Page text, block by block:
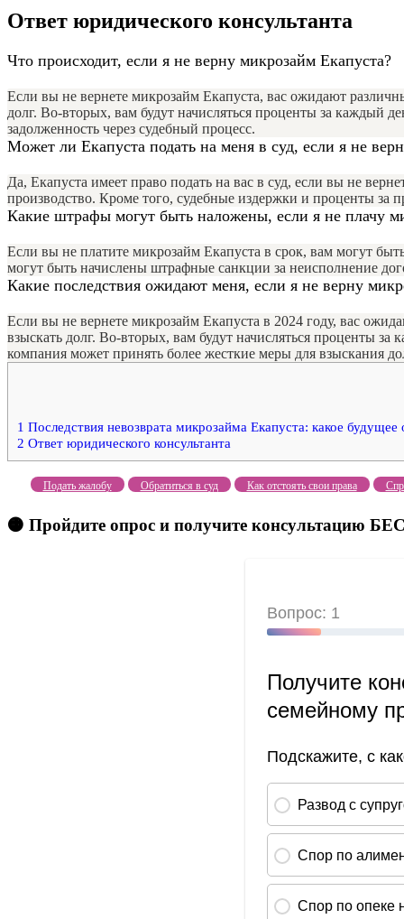
Ответ юридического консультанта
Что происходит, если я не верну микрозайм Екапуста?
Если вы не вернете микрозайм Екапуста, вас ожидают
долг. Во-вторых, вам будут начисляться проценты за каждый
задолженность через судебный процесс.
Может ли Екапуста подать на меня в суд, если я не
Да, Екапуста имеет право подать на вас в суд, если вы не
производство. Кроме того, судебные издержки и проценты за
Какие штрафы могут быть наложены, если я не плачу
Если вы не платите микрозайм Екапуста в срок, вам могут
могут быть начислены штрафные санкции за неисполнение
Какие последствия ожидают меня, если я не верну
Если вы не вернете микрозайм Екапуста в 2024 году, вас
взыскать долг. Во-вторых, вам будут начисляться проценты
компания может принять более жесткие меры для взыскания
1 Последствия невозврата микрозайма Екапуста: какое
2 Ответ юридического консультанта
Подать жалобу Обратиться в суд Как отстоять свои права
🟠 Пройдите опрос и получите консультацию